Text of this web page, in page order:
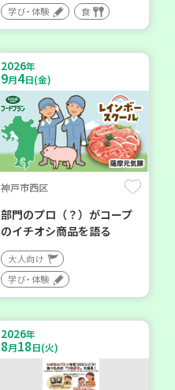
学び・体験
食
2026年
9月4日(金)
神戸市西区
部門のプロ（？）がコープ
のイチオシ商品を語る
大人向け
学び・体験
2026年
8月18日(火)